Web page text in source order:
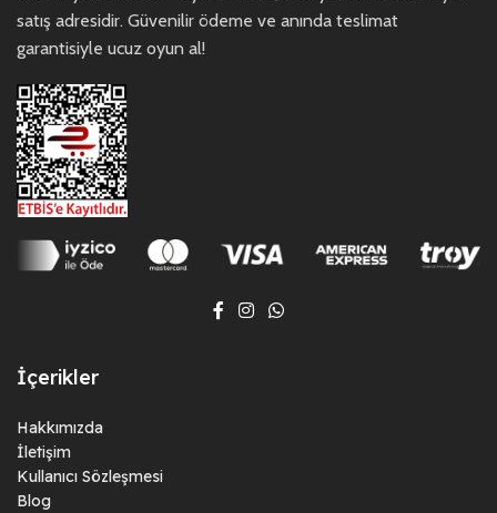
satış adresidir. Güvenilir ödeme ve anında teslimat
garantisiyle ucuz oyun al!
İçerikler
Hakkımızda
İletişim
Kullanıcı Sözleşmesi
Blog